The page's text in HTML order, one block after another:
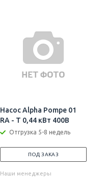
Насос Alpha Pompe 01
RA - T 0,44 кВт 400В
Отгрузка 5-8 недель
ПОД ЗАКАЗ
Наши менеджеры